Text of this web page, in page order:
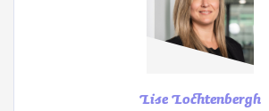
Lise Lochtenbergh